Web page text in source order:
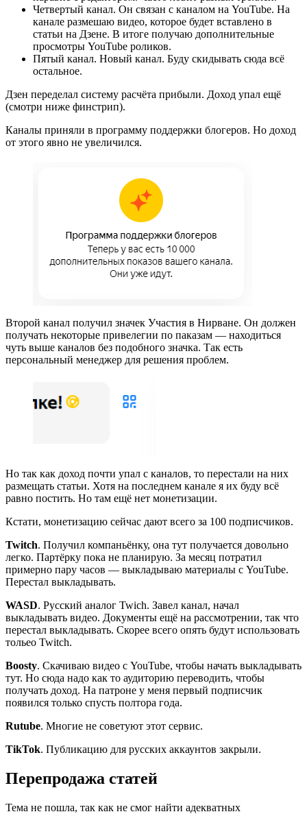
Четвертый канал. Он связан с каналом на YouTube. На
канале размешаю видео, которое будет вставлено в
статьи на Дзене. В итоге получаю дополнительные
просмотры YouTube роликов.
Пятый канал. Новый канал. Буду скидывать сюда всё
остальное.
Дзен переделал систему расчёта прибыли. Доход упал ещё
(смотри ниже финстрип).
Каналы приняли в программу поддержки блогеров. Но доход
от этого явно не увеличился.
Второй канал получил значек Участия в Нирване. Он должен
получать некоторые привелегии по паказам — находиться
чуть выше каналов без подобного значка. Так есть
персональный менеджер для решения проблем.
Но так как доход почти упал с каналов, то перестали на них
размещать статьи. Хотя на последнем канале я их буду всё
равно постить. Но там ещё нет монетизации.
Кстати, монетизацию сейчас дают всего за 100 подписчиков.
Twitch. Получил компаньёнку, она тут получается довольно
легко. Партёрку пока не планирую. За месяц потратил
примерно пару часов — выкладываю материалы с YouTube.
Перестал выкладывать.
WASD. Русский аналог Twich. Завел канал, начал
выкладывать видео. Документы ещё на рассмотрении, так что
перестал выкладывать. Скорее всего опять будут использовать
тольео Twitch.
Boosty. Скачиваю видео с YouTube, чтобы начать выкладывать
тут. Но сюда надо как то аудиторию переводить, чтобы
получать доход. На патроне у меня первый подписчик
появился только спусть полтора года.
Rutube. Многие не советуют этот сервис.
TikTok. Публикацию для русских аккаунтов закрыли.
Перепродажа статей
Тема не пошла, так как не смог найти адекватных